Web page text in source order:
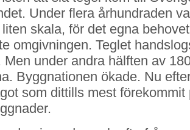
Under flera århundraden
skala, för det egna
omgivningen. Teglet
Men under andra hälften av
Byggnationen ökade. Nu
som dittills mest förekommit